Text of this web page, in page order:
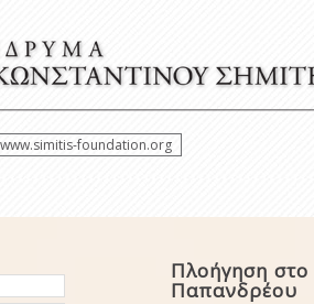
www.simitis-foundation.org
Πλοήγηση
Παπανδρέου